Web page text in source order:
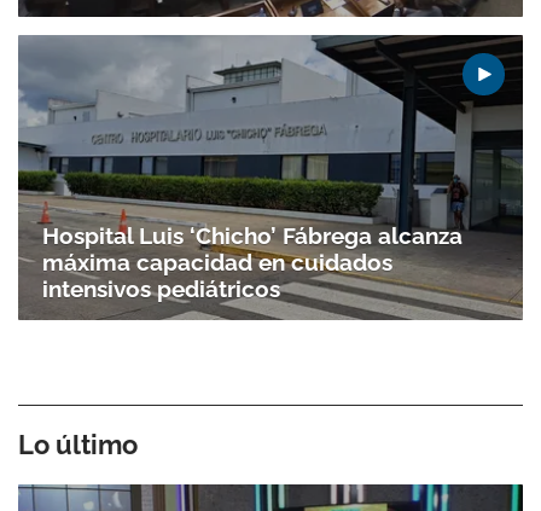
Hospital Luis ‘Chicho’ Fábrega alcanza
máxima capacidad en cuidados
intensivos pediátricos
Lo último